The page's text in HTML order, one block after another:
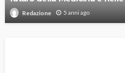
Redazione 5 anni ago